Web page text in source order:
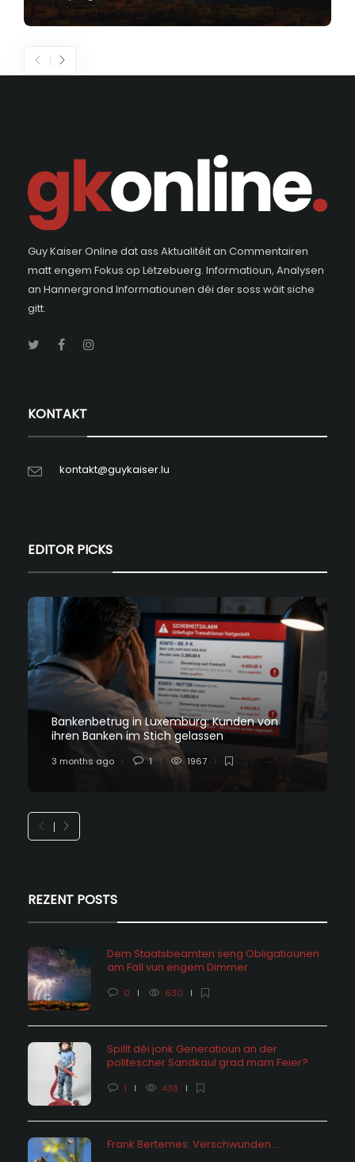
Guy Kaiser Online dat ass Aktualitéit an Commentairen
matt engem Fokus op Lëtzebuerg. Informatioun, Analysen
an Hannergrond Informatiounen déi der soss wäit siche
gitt.
KONTAKT
kontakt@guykaiser.lu
EDITOR PICKS
Bankenbetrug in Luxemburg: Kunden von
ihren Banken im Stich gelassen
3 months ago 1 1967
REZENT POSTS
Dem Staatsbeamten seng Obligatiounen
am Fall vun engem Dimmer
0 630
Spillt déi jonk Generatioun an der
politescher Sandkaul grad mam Feier?
1 438
Frank Bertemes: Verschwunden….